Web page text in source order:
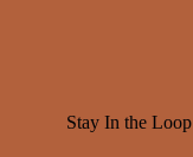
Stay In the Loop